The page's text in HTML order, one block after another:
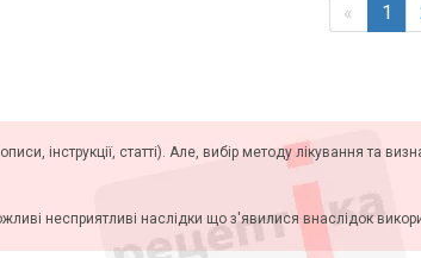
« 1
інструкції, статті). Але, вибір методу лікування та
несприятливі наслідки що з'явилися внаслідок